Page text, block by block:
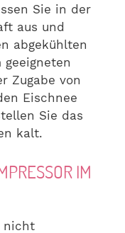
Sie in der
aus und
abgekühlten
Zugabe von
Eischnee
Sie das
kalt.
IM
nicht